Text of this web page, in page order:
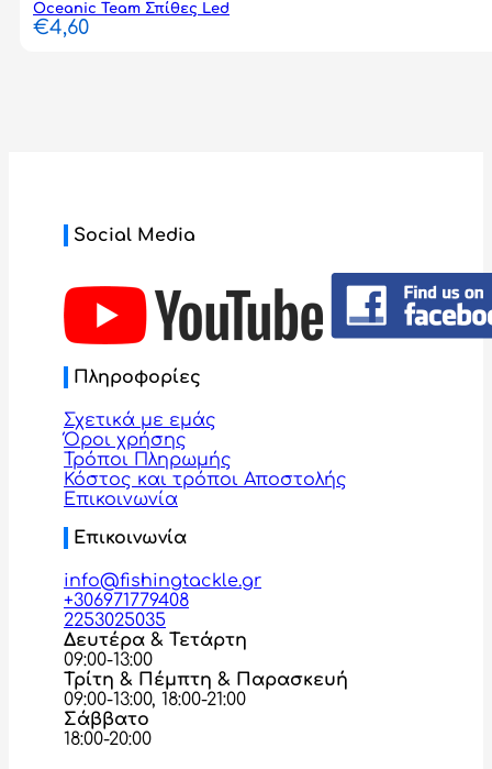
Oceanic Team Σπίθες Led
€4,60
Social Media
Πληροφορίες
Σχετικά με εμάς
Όροι χρήσης
Τρόποι Πληρωμής
Κόστος και τρόποι Αποστολής
Επικοινωνία
Επικοινωνία
info@fishingtackle.gr
+306971779408
2253025035
Δευτέρα & Τετάρτη
09:00-13:00
Τρίτη & Πέμπτη & Παρασκευή
09:00-13:00, 18:00-21:00
Σάββατο
18:00-20:00